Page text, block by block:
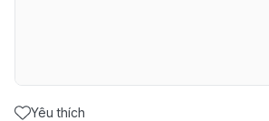
Yêu thích